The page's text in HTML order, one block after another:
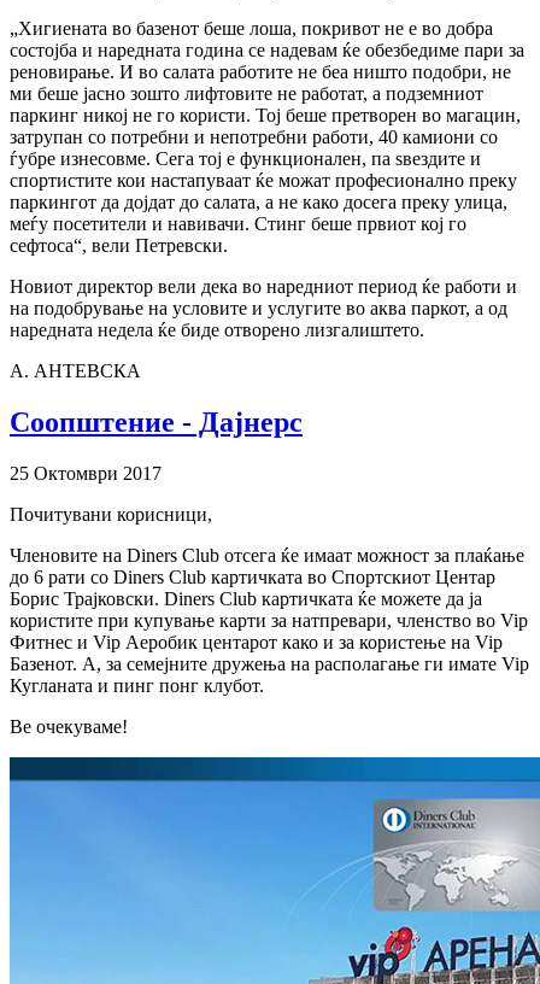
„Хигиената во базенот беше лоша, покривот не е во добра
состојба и наредната година се надевам ќе обезбедиме пари за
реновирање. И во салата работите не беа ништо подобри, не
ми беше јасно зошто лифтовите не работат, а подземниот
паркинг никој не го користи. Тој беше претворен во магацин,
затрупан со потребни и непотребни работи, 40 камиони со
ѓубре изнесовме. Сега тој е функционален, па ѕвездите и
спортистите кои настапуваат ќе можат професионално преку
паркингот да дојдат до салата, а не како досега преку улица,
меѓу посетители и навивачи. Стинг беше првиот кој го
сефтоса“, вели Петревски.
Новиот директор вели дека во наредниот период ќе работи и
на подобрување на условите и услугите во аква паркот, а од
наредната недела ќе биде отворено лизгалиштето.
А. АНТЕВСКА
Соопштение - Дајнерс
25 Октомври 2017
Почитувани корисници,
Членовите на Diners Club отсега ќе имаат можност за плаќање
до 6 рати со Diners Club картичката во Спортскиот Центар
Борис Трајковски. Diners Club картичката ќе можете да ја
користите при купување карти за натпревари, членство во Vip
Фитнес и Vip Аеробик центарот како и за користење на Vip
Базенот. А, за семејните дружења на располагање ги имате Vip
Кугланата и пинг понг клубот.
Ве очекуваме!